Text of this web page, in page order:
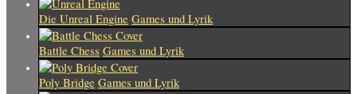
Die Unreal Engine Games und Lyrik
Battle Chess Games und Lyrik
Poly Bridge Games und Lyrik